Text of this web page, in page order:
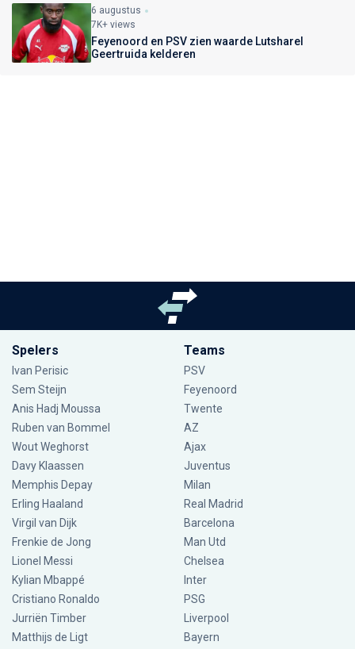
6 augustus
7K+ views
Feyenoord en PSV zien waarde Lutsharel
Geertruida kelderen
Spelers
Ivan Perisic
Sem Steijn
Anis Hadj Moussa
Ruben van Bommel
Wout Weghorst
Davy Klaassen
Memphis Depay
Erling Haaland
Virgil van Dijk
Frenkie de Jong
Lionel Messi
Kylian Mbappé
Cristiano Ronaldo
Jurriën Timber
Matthijs de Ligt
Teams
PSV
Feyenoord
Twente
AZ
Ajax
Juventus
Milan
Real Madrid
Barcelona
Man Utd
Chelsea
Inter
PSG
Liverpool
Bayern